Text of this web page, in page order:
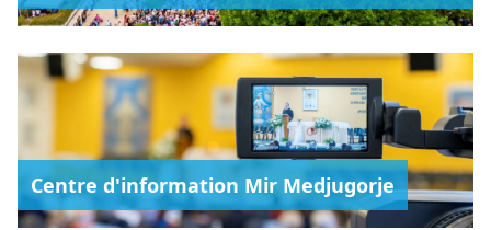
Centre d'information Mir Medjugorje